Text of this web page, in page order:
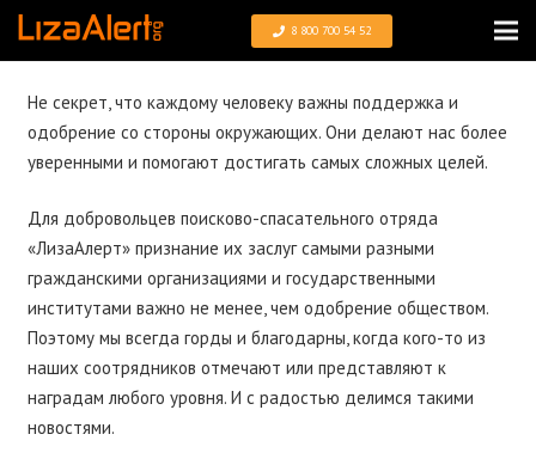
8 800 700 54 52
Не секрет, что каждому человеку важны поддержка и
одобрение со стороны окружающих. Они делают нас более
уверенными и помогают достигать самых сложных целей.
Для добровольцев поисково-спасательного отряда
«ЛизаАлерт» признание их заслуг самыми разными
гражданскими организациями и государственными
институтами важно не менее, чем одобрение обществом.
Поэтому мы всегда горды и благодарны, когда кого-то из
наших соотрядников отмечают или представляют к
наградам любого уровня. И с радостью делимся такими
новостями.